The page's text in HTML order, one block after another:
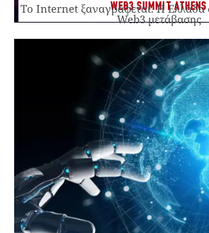
WEB3 SUMMIT ATHENS
Το Internet ξαναγράφεται. Η Ελλάδα
Web3 μετάβασης